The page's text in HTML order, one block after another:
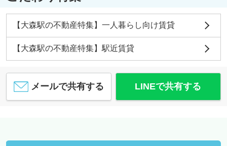
【大森駅の不動産特集】一人暮らし向け賃貸
【大森駅の不動産特集】駅近賃貸
メールで共有する LINEで共有する